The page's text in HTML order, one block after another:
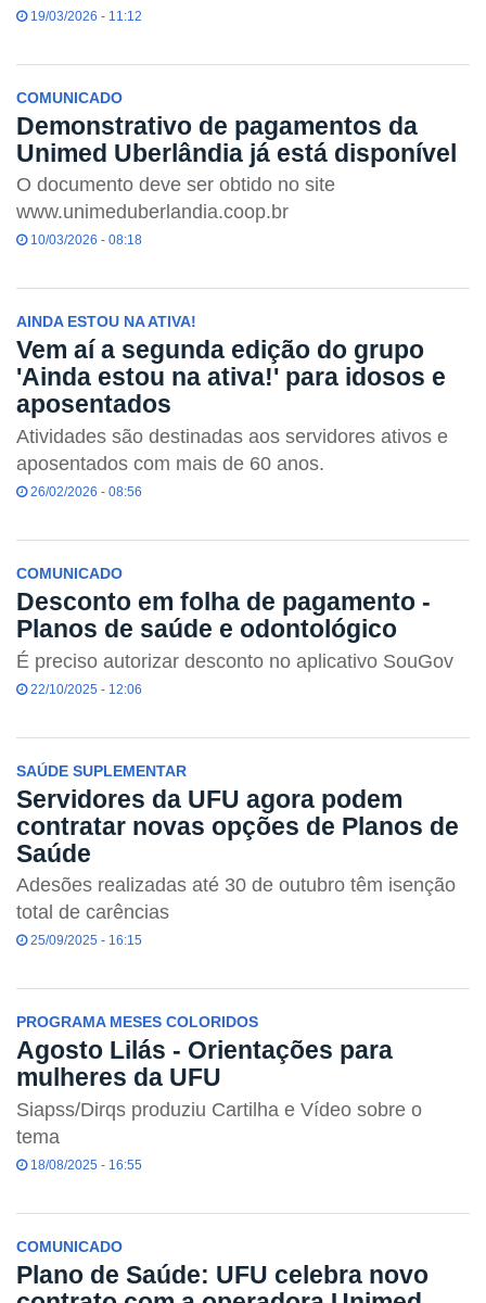
19/03/2026 - 11:12
COMUNICADO
Demonstrativo de pagamentos da
Unimed Uberlândia já está disponível
O documento deve ser obtido no site
www.unimeduberlandia.coop.br
10/03/2026 - 08:18
AINDA ESTOU NA ATIVA!
Vem aí a segunda edição do grupo
'Ainda estou na ativa!' para idosos e
aposentados
Atividades são destinadas aos servidores ativos e
aposentados com mais de 60 anos.
26/02/2026 - 08:56
COMUNICADO
Desconto em folha de pagamento -
Planos de saúde e odontológico
É preciso autorizar desconto no aplicativo SouGov
22/10/2025 - 12:06
SAÚDE SUPLEMENTAR
Servidores da UFU agora podem
contratar novas opções de Planos de
Saúde
Adesões realizadas até 30 de outubro têm isenção
total de carências
25/09/2025 - 16:15
PROGRAMA MESES COLORIDOS
Agosto Lilás - Orientações para
mulheres da UFU
Siapss/Dirqs produziu Cartilha e Vídeo sobre o
tema
18/08/2025 - 16:55
COMUNICADO
Plano de Saúde: UFU celebra novo